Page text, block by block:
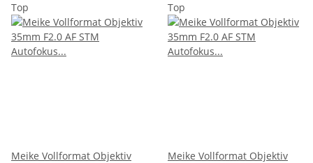
Top
Meike Vollformat Objektiv
Top
Meike Vollformat Objektiv